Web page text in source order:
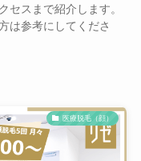
セスまで紹介します。
は参考にしてくださ
医療脱毛（顔）